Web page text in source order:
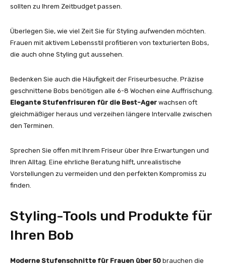
sollten zu Ihrem Zeitbudget passen.
Überlegen Sie, wie viel Zeit Sie für Styling aufwenden möchten.
Frauen mit aktivem Lebensstil profitieren von texturierten Bobs,
die auch ohne Styling gut aussehen.
Bedenken Sie auch die Häufigkeit der Friseurbesuche. Präzise
geschnittene Bobs benötigen alle 6-8 Wochen eine Auffrischung.
Elegante Stufenfrisuren für die Best-Ager wachsen oft
gleichmäßiger heraus und verzeihen längere Intervalle zwischen
den Terminen.
Sprechen Sie offen mit Ihrem Friseur über Ihre Erwartungen und
Ihren Alltag. Eine ehrliche Beratung hilft, unrealistische
Vorstellungen zu vermeiden und den perfekten Kompromiss zu
finden.
Styling-Tools und Produkte für
Ihren Bob
Moderne Stufenschnitte für Frauen über 50 brauchen die